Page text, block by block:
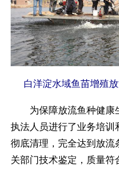
白洋淀水域鱼苗增殖
为保障放流鱼种健康
执法人员进行了业务培训
彻底清理，完全达到放流
关部门技术鉴定，质量